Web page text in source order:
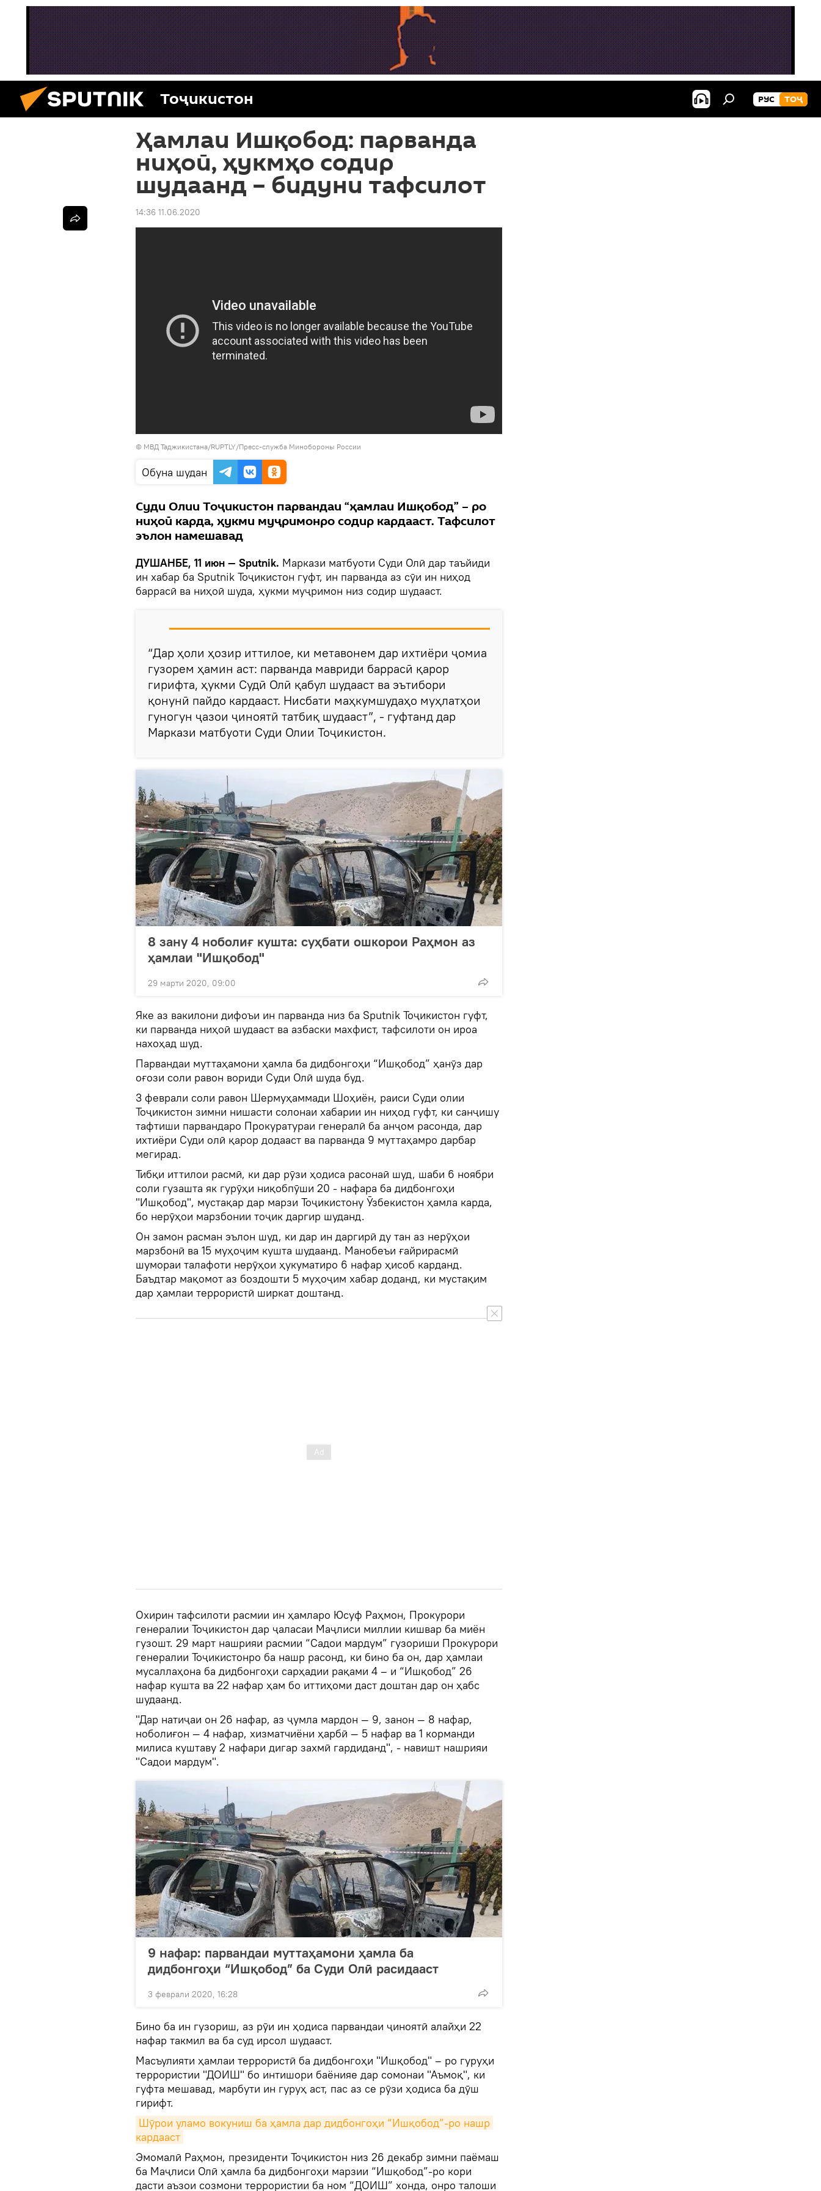
Тоҷикистон РУС ТОҶ
Ҳамлаи Ишқобод: парванда
ниҳоӣ, ҳукмҳо содир
шудаанд – бидуни тафсилот
14:36 11.06.2020
© МВД Таджикистана/RUPTLY/Пресс-служба Минобороны России
Обуна шудан
Суди Олии Тоҷикистон парвандаи “ҳамлаи Ишқобод” – ро
ниҳоӣ карда, ҳукми муҷримонро содир кардааст. Тафсилот
эълон намешавад
ДУШАНБЕ, 11 июн — Sputnik. Маркази матбуоти Суди Олӣ дар таъйиди
ин хабар ба Sputnik Тоҷикистон гуфт, ин парванда аз сӯи ин ниҳод
баррасӣ ва ниҳоӣ шуда, ҳукми муҷримон низ содир шудааст.
“Дар ҳоли ҳозир иттилое, ки метавонем дар ихтиёри ҷомиа
гузорем ҳамин аст: парванда мавриди баррасӣ қарор
гирифта, ҳукми Судӣ Олӣ қабул шудааст ва эътибори
қонунӣ пайдо кардааст. Нисбати маҳкумшудаҳо муҳлатҳои
гуногун ҷазои ҷиноятӣ татбиқ шудааст”, - гуфтанд дар
Маркази матбуоти Суди Олии Тоҷикистон.
8 зану 4 ноболиғ кушта: суҳбати ошкорои Раҳмон аз
ҳамлаи "Ишқобод"
29 марти 2020, 09:00
Яке аз вакилони дифоъи ин парванда низ ба Sputnik Тоҷикистон гуфт,
ки парванда ниҳоӣ шудааст ва азбаски махфист, тафсилоти он ироа
нахоҳад шуд.
Парвандаи муттаҳамони ҳамла ба дидбонгоҳи “Ишқобод” ҳанӯз дар
оғози соли равон вориди Суди Олӣ шуда буд.
3 феврали соли равон Шермуҳаммади Шоҳиён, раиси Суди олии
Тоҷикистон зимни нишасти солонаи хабарии ин ниҳод гуфт, ки санҷишу
тафтиши парвандаро Прокуратураи генералӣ ба анҷом расонда, дар
ихтиёри Суди олӣ қарор додааст ва парванда 9 муттаҳамро дарбар
мегирад.
Тибқи иттилои расмӣ, ки дар рӯзи ҳодиса расонаӣ шуд, шаби 6 ноябри
соли гузашта як гурӯҳи ниқобпӯши 20 - нафара ба дидбонгоҳи
"Ишқобод", мустақар дар марзи Тоҷикистону Ӯзбекистон ҳамла карда,
бо нерӯҳои марзбонии тоҷик даргир шуданд.
Он замон расман эълон шуд, ки дар ин даргирӣ ду тан аз нерӯҳои
марзбонӣ ва 15 муҳоҷим кушта шудаанд. Манобеъи ғайрирасмӣ
шумораи талафоти нерӯҳои ҳукуматиро 6 нафар ҳисоб карданд.
Баъдтар мақомот аз боздошти 5 муҳоҷим хабар доданд, ки мустақим
дар ҳамлаи террористӣ ширкат доштанд.
Охирин тафсилоти расмии ин ҳамларо Юсуф Раҳмон, Прокурори
генералии Тоҷикистон дар ҷаласаи Маҷлиси миллии кишвар ба миён
гузошт. 29 март нашрияи расмии “Садои мардум” гузориши Прокурори
генералии Тоҷикистонро ба нашр расонд, ки бино ба он, дар ҳамлаи
мусаллаҳона ба дидбонгоҳи сарҳадии рақами 4 – и “Ишқобод” 26
нафар кушта ва 22 нафар ҳам бо иттиҳоми даст доштан дар он ҳабс
шудаанд.
"Дар натиҷаи он 26 нафар, аз ҷумла мардон — 9, занон — 8 нафар,
ноболиғон — 4 нафар, хизматчиёни ҳарбӣ — 5 нафар ва 1 корманди
милиса куштаву 2 нафари дигар захмӣ гардиданд", - навишт нашрияи
"Садои мардум".
9 нафар: парвандаи муттаҳамони ҳамла ба
дидбонгоҳи “Ишқобод” ба Суди Олӣ расидааст
3 феврали 2020, 16:28
Бино ба ин гузориш, аз рӯи ин ҳодиса парвандаи ҷиноятӣ алайҳи 22
нафар такмил ва ба суд ирсол шудааст.
Масъулияти ҳамлаи террористӣ ба дидбонгоҳи "Ишқобод" – ро гуруҳи
террористии "ДОИШ" бо интишори баёнияе дар сомонаи "Аъмоқ", ки
гуфта мешавад, марбути ин гуруҳ аст, пас аз се рӯзи ҳодиса ба дӯш
гирифт.
Шӯрои уламо вокуниш ба ҳамла дар дидбонгоҳи “Ишқобод”-ро нашр
кардааст
Эмомалӣ Раҳмон, президенти Тоҷикистон низ 26 декабр зимни паёмаш
ба Маҷлиси Олӣ ҳамла ба дидбонгоҳи марзии “Ишқобод”-ро кори
дасти аъзои созмони террористии ба ном “ДОИШ” хонда, онро талоши